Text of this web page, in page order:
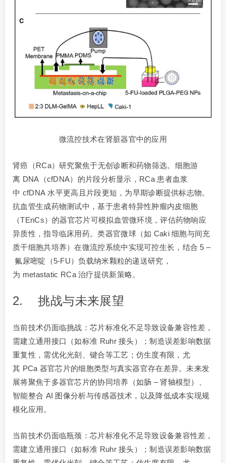
微流控技术在肾脏器官中的应用
肾癌（RCa）研究聚焦于无创诊断和药物筛选。细胞游
离 DNA（cfDNA）的片段分析显示，RCa 患者血浆
中 cfDNA 水平更高且片段更短，为早期诊断提供标志物。
抗血管生成药物测试中，基于患者特异性肿瘤内皮细胞
（TEnCs）的器官芯片可模拟血管微环境，评估药物响应
异质性，指导临床用药。类器官微球（如 Caki 细胞与间充
质干细胞共培养）在微流控系统中实现可控生长，结合 5 –
氟尿嘧啶（5-FU）负载纳米颗粒的递送研究，
为 metastatic RCa 治疗提供新策略。
2. 挑战与未来展望
当前技术仍面临挑战：芯片标准化不足导致设备兼容性差，
需建立通用接口（如标准 Ruhr 接头）；制造误差影响数据
重复性，需优化光刻、键合等工艺；仿生度有限，尤
其 PCa 器官芯片的细胞类型与真实器官存在差异。未来发
展将聚焦于多器官芯片的协同培养（如肠 – 肾轴模型）、
智能整合 AI 图像分析与传感器技术，以及降低成本实现规
模化应用。
当前技术仍面临瓶颈：芯片标准化不足导致设备兼容性差，
需建立通用接口（如标准 Ruhr 接头）；制造误差影响数据